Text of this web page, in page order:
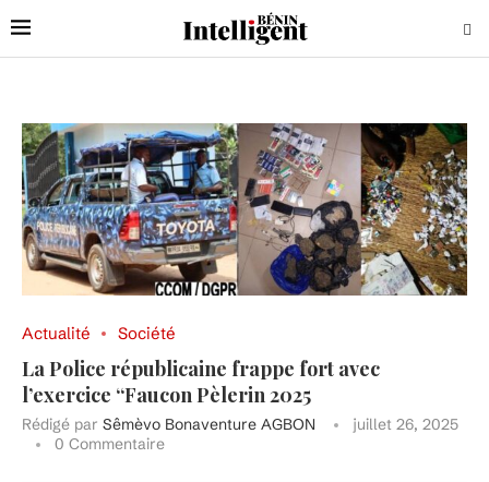
Actualité Société
La Police républicaine frappe fort avec
l’exercice “Faucon Pèlerin 2025
Rédigé par Sêmèvo Bonaventure AGBON
juillet 26, 2025
0 Commentaire